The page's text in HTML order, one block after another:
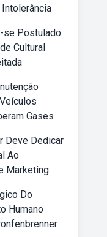
se Postulado
Cultural
Gases
Deve Dedicar
Ao
Marketing
Do
Humano